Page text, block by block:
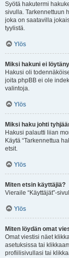
Syötä hakutermi
sivulla. Tarkennettuun
joka on saatavilla
tyylistä.
Ylös
Miksi hakuni ei
Hakusi oli
joita phpBB ei ole
valintoja.
Ylös
Miksi haku johti
Hakusi palautti liian
Käytä “Tarkennettua
etsit.
Ylös
Miten etsin käyttäjiä?
Vieraile “Käyttäjät”-
Ylös
Miten löydän omat
Omat viestisi näet
asetuksissa tai
profiilisivullasi tai